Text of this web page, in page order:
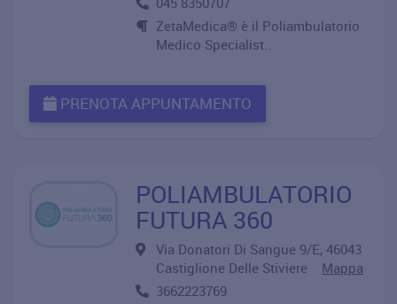
ZetaMedica® è il Poliambulatorio
Medico Specialist..
PRENOTA APPUNTAMENTO
POLIAMBULATORIO
FUTURA 360
Via Donatori Di Sangue 9/E, 46043
Castiglione Delle Stiviere Mappa
3662223769